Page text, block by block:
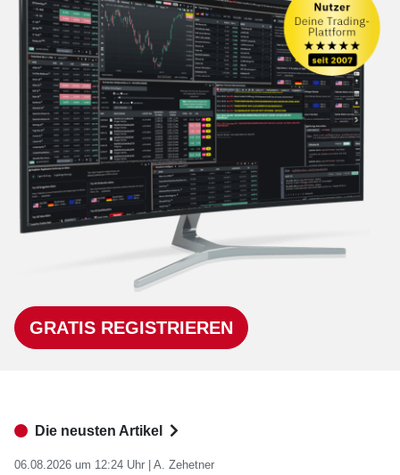
GRATIS REGISTRIEREN
Die neusten Artikel
06.08.2026 um 12:24 Uhr | A. Zehetner